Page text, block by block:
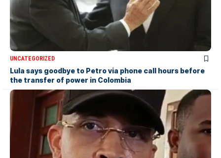
UNCATEGORIZED
Lula says goodbye to Petro via phone call hours before
the transfer of power in Colombia